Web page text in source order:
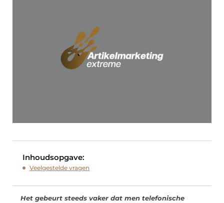
Inhoudsopgave:
Veelgestelde vragen
Het gebeurt steeds vaker dat men telefonische